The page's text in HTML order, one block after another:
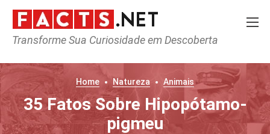
Transforme Sua Curiosidade em Descoberta
Home Natureza Animais
35 Fatos Sobre Hipopótamo-
pigmeu